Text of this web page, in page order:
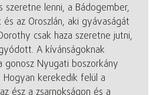
szeretne lenni, a Bádogember,
az Oroszlán, aki gyávaságát
csak haza szeretne jutni,
A kívánságoknak
gonosz Nyugati boszorkány
kerekedik felül a